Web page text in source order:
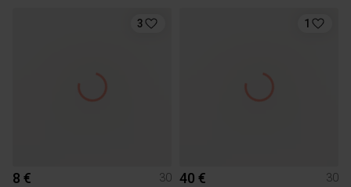
3
8 € 30
1
40 € 30